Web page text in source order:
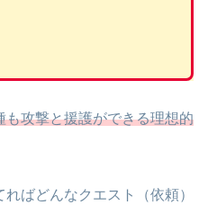
攻撃と援護ができる理想的
ばどんなクエスト（依頼）